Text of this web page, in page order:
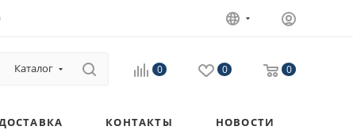
Каталог 0 0 0
КОНТАКТЫ НОВОСТИ